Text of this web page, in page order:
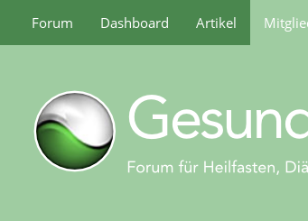
Forum Dashboard Artikel